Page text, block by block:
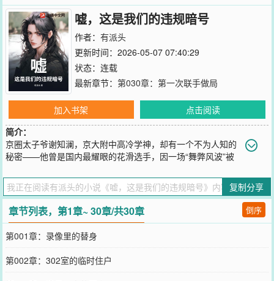
嘘，这是我们的违规暗号
作者： 有派头
更新时间：2026-05-07 07:40:29
状态：连载
最新章节： 第030章：第一次联手做局
加入书架
点击阅读
简介：
京圈太子爷谢知澜，京大附中高冷学神，却有一个不为人知的
秘密——他曾是国内最耀眼的花滑选手，因一场“舞弊风波”被
看似柔弱，却敢在他雷区蹦迪，甚至拿着伪造的租房合同住进了他
家。“保持三米距离，违者罚款。”谢知澜立下铁律。姜梨接近谢知
澜，是为了查清母亲——那位因“意外”坠亡的花滑冠军——的真相。
她不知道，当年那场禁赛，谢知澜是为保护她母亲而被迫顶罪；她更
不知道，眼前这个冷漠的男人，曾在冰场上无数次复刻她母亲的经典
动作，只为寄托无处安放的思念。“谢知澜，你到底是谁的替身？”“我
不是替身。”他将她逼至墙角，眼底翻涌着压抑多年的疯狂，“姜梨，
我找了你很多年。”当尘封的悬案被重启，当赞助商的黑幕被揭开。在
万众瞩目的冰场上，谢知澜腾空而起，完成那个曾导致他重伤的“违规
复制分享
章节列表，第1章~ 30章/共30章 倒序
第001章：录像里的替身
第002章：302室的临时住户